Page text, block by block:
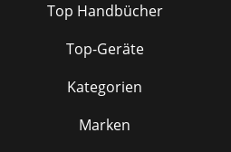
Top Handbücher
Top-Geräte
Kategorien
Marken